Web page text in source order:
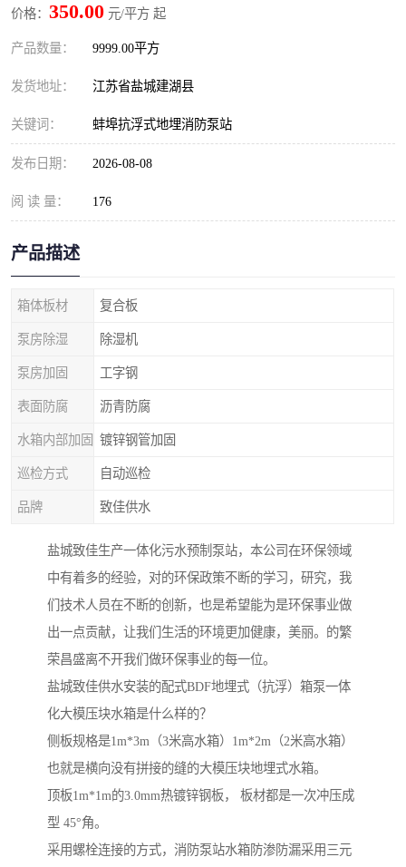
价格： 350.00 元/平方 起
产品数量： 9999.00平方
发货地址： 江苏省盐城建湖县
关键词： 蚌埠抗浮式地埋消防泵站
发布日期： 2026-08-08
阅 读 量： 176
产品描述
箱体板材 复合板
泵房除湿 除湿机
泵房加固 工字钢
表面防腐 沥青防腐
水箱内部加固 镀锌钢管加固
巡检方式 自动巡检
品牌 致佳供水
盐城致佳生产一体化污水预制泵站，本公司在环保领域
中有着多的经验，对的环保政策不断的学习，研究，我
们技术人员在不断的创新，也是希望能为是环保事业做
出一点贡献，让我们生活的环境更加健康，美丽。的繁
荣昌盛离不开我们做环保事业的每一位。
盐城致佳供水安装的配式BDF地埋式（抗浮）箱泵一体
化大模压块水箱是什么样的？
侧板规格是1m*3m（3米高水箱）1m*2m（2米高水箱）
也就是横向没有拼接的缝的大模压块地埋式水箱。
顶板1m*1m的3.0mm热镀锌钢板， 板材都是一次冲压成
型 45°角。
采用螺栓连接的方式，消防泵站水箱防渗防漏采用三元